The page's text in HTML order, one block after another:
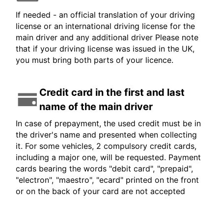
If needed - an official translation of your driving
license or an international driving license for the
main driver and any additional driver Please note
that if your driving license was issued in the UK,
you must bring both parts of your licence.
Credit card in the first and last
name of the main driver
In case of prepayment, the used credit must be in
the driver's name and presented when collecting
it. For some vehicles, 2 compulsory credit cards,
including a major one, will be requested. Payment
cards bearing the words "debit card", "prepaid",
"electron", "maestro", "ecard" printed on the front
or on the back of your card are not accepted